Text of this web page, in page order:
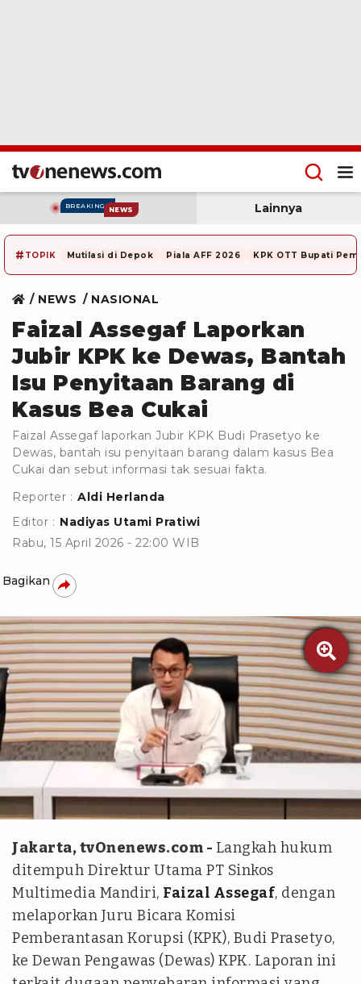
BREAKING NEWS Lainnya
# TOPIK Mutilasi di Depok Piala AFF 2026 KPK OTT Bupati
NEWS NASIONAL
Faizal Assegaf Laporkan
Jubir KPK ke Dewas, Bantah
Isu Penyitaan Barang di
Kasus Bea Cukai
Faizal Assegaf laporkan Jubir KPK Budi Prasetyo ke
Dewas, bantah isu penyitaan barang dalam kasus Bea
Cukai dan sebut informasi tak sesuai fakta.
Reporter : Aldi Herlanda
Editor : Nadiyas Utami Pratiwi
Rabu, 15 April 2026 - 22:00 WIB
Bagikan

tvOnenews.com/Aldi Herlanda
Jakarta, tvOnenews.com - Langkah hukum
ditempuh Direktur Utama PT Sinkos
Multimedia Mandiri, Faizal Assegaf, dengan
melaporkan Juru Bicara Komisi
Pemberantasan Korupsi (KPK), Budi Prasetyo,
ke Dewan Pengawas (Dewas) KPK. Laporan ini